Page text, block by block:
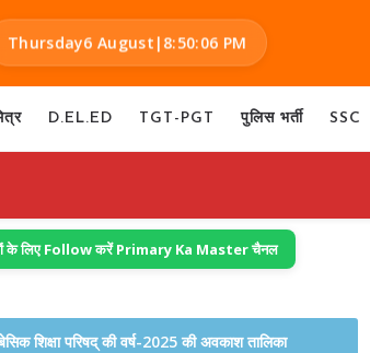
Thursday6 August | 8:50:07 PM
D.EL.ED TGT-PGT पुलिस भर्ती SSC
के लिए Follow करें Primary Ka Master चैनल
शिक्षा परिषद् की वर्ष-2025 की अवकाश तालिका